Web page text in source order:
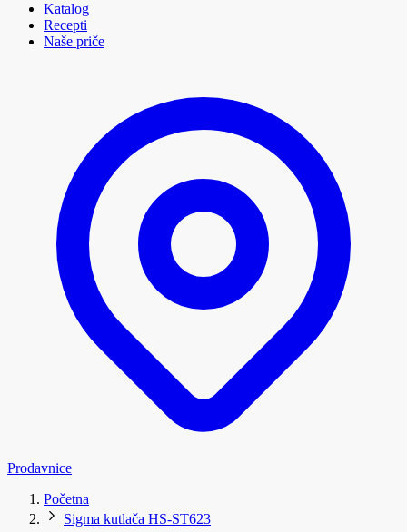
Katalog
Recepti
Naše priče
Prodavnice
Početna
Sigma kutlača HS-ST623